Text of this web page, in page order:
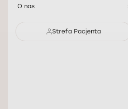
O nas
Strefa Pacjenta